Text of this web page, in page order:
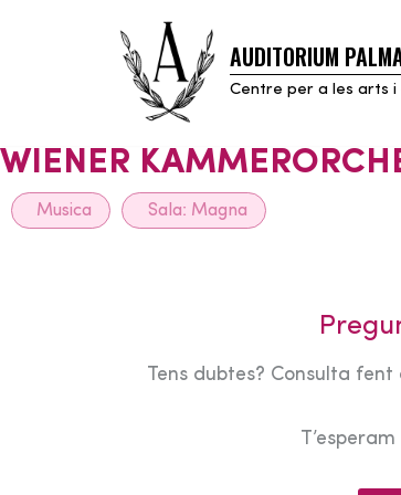
AUDITORIUM
Centre per a les arts i
WIENER
Musica Sala: Magna
Tens dubtes? Consulta
T’esperam